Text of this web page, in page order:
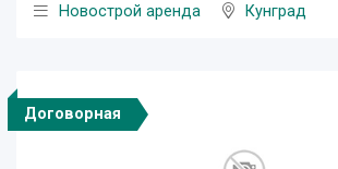
Новострой аренда
Кунград
Договорная